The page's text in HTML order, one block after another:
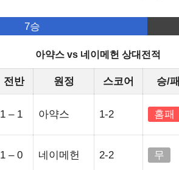
7승
아약스 vs 네이메헌 상대전적
전반 원정 스코어 승/패
1 – 1 아약스 1-2 홈패
1 – 0 네이메헌 2-2 무